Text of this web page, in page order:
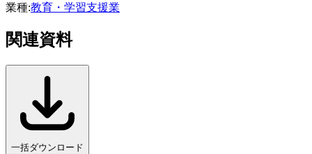
業種:教育・学習支援業
関連資料
一括ダウンロード